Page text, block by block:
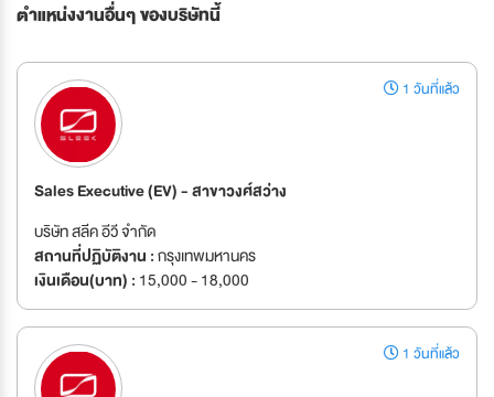
ตำแหน่งงานอื่นๆ ของบริษัทนี้
1 วันที่แล้ว
Sales Executive (EV) - สาขาวงศ์สว่าง
บริษัท สลีค อีวี จำกัด
สถานที่ปฏิบัติงาน :กรุงเทพมหานคร
เงินเดือน(บาท) : 15,000 - 18,000
1 วันที่แล้ว